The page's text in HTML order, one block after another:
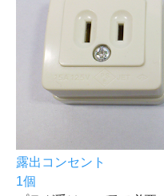
露出コンセント
1個